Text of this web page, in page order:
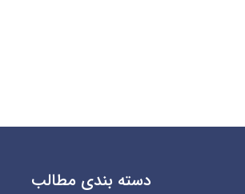
دسته بندی مطالب